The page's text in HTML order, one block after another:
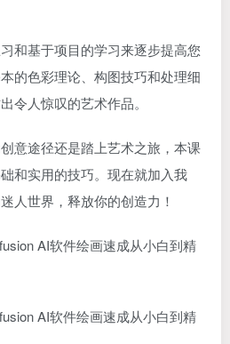
和基于项目的学习来逐步提高您
的色彩理论、构图技巧和处理细
令人惊叹的艺术作品。
意途径还是踏上艺术之旅，本课
和实用的技巧。现在就加入我
人世界，释放你的创造力！